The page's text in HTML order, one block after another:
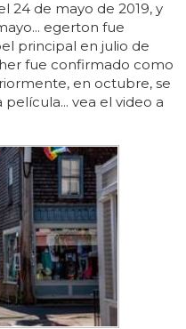
24 de mayo de 2019, y
egerton fue
principal en julio de
fue confirmado como
en octubre, se
vea el video a